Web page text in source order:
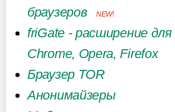
браузеров
NEW!
friGate - расширение для
Chrome, Opera, Firefox
Браузер TOR
Анонимайзеры